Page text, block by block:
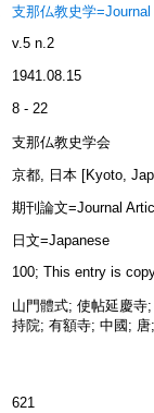
支那仏教史学
v.5 n.2
1941.08.15
8 - 22
支那仏教史学会
京都, 日本 [Kyoto,
期刊論文=Journal
日文=Japanese
100; This entry is
山門體式; 使帖延慶
持院; 有額寺; 中國;
621